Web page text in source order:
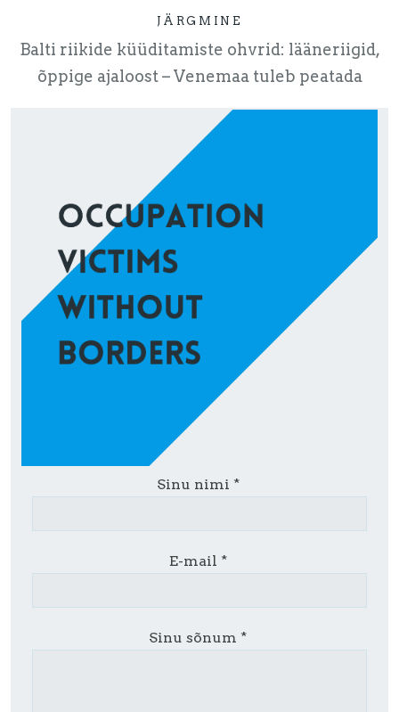
JÄRGMINE
Balti riikide küüditamiste ohvrid: lääneriigid,
õppige ajaloost – Venemaa tuleb peatada
Sinu nimi
E-mail
Sinu sõnum